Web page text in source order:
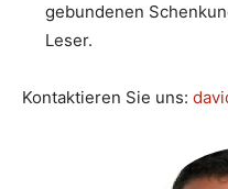
gebundenen
Leser.
Kontaktieren Sie uns: